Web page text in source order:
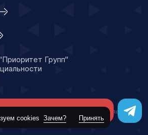
Групп"
характер и не является
cookies Зачем? Принять